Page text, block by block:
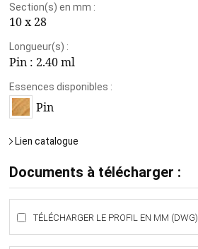
Section(s) en mm :
10 x 28
Longueur(s) :
Pin : 2.40 ml
Essences disponibles :
Pin
Lien catalogue
Documents à télécharger :
TÉLÉCHARGER LE PROFIL EN MM (DWG)